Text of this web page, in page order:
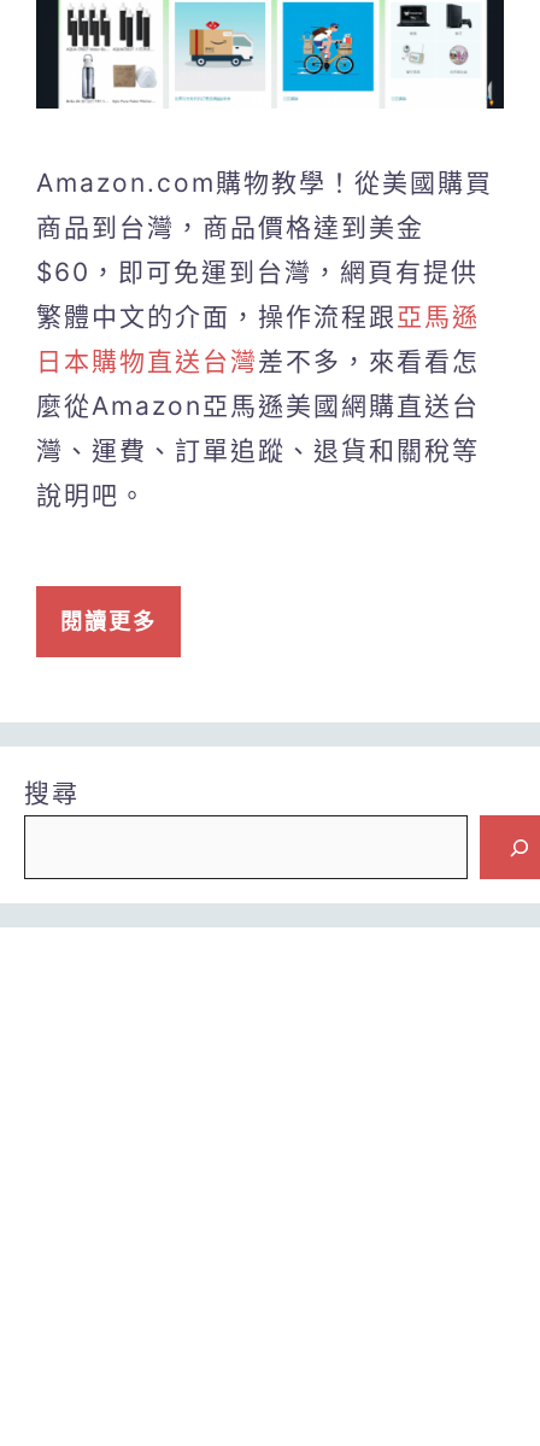
Amazon.com購物教學！從美國購買
商品到台灣，商品價格達到美金
$60，即可免運到台灣，網頁有提供
繁體中文的介面，操作流程跟亞馬遜
日本購物直送台灣差不多，來看看怎
麼從Amazon亞馬遜美國網購直送台
灣、運費、訂單追蹤、退貨和關稅等
說明吧。
閱讀更多
搜尋